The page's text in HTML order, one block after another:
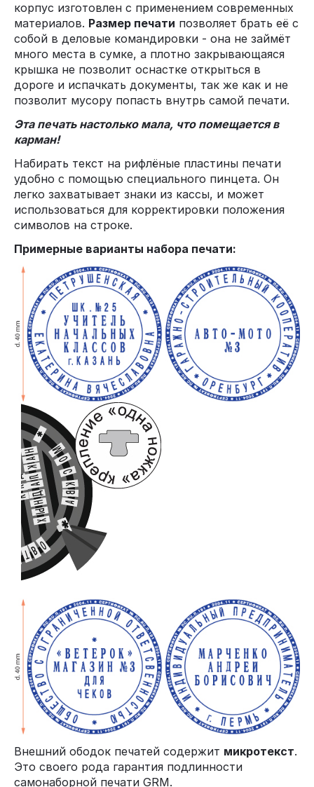
корпус изготовлен с применением современных
материалов. Размер печати позволяет брать её с
собой в деловые командировки - она не займёт
много места в сумке, а плотно закрывающаяся
крышка не позволит оснастке открыться в
дороге и испачкать документы, так же как и не
позволит мусору попасть внутрь самой печати.
Эта печать настолько мала, что помещается в
карман!
Набирать текст на рифлёные пластины печати
удобно с помощью специального пинцета. Он
легко захватывает знаки из кассы, и может
использоваться для корректировки положения
символов на строке.
Примерные варианты набора печати:
Внешний ободок печатей содержит микротекст.
Это своего рода гарантия подлинности
самонаборной печати GRM.